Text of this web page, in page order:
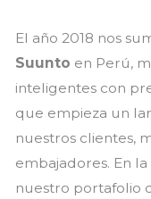
El año 2018 nos
Suunto en Perú,
inteligentes con
que empieza un
nuestros clientes,
embajadores. En
nuestro portafolio